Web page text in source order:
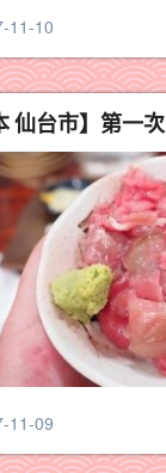
11-10
仙台市】第一
11-09